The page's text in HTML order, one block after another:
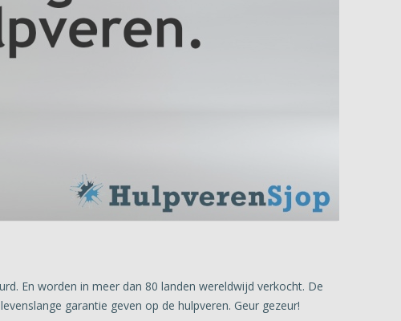
En worden in meer dan 80 landen wereldwijd verkocht. De
garantie geven op de hulpveren. Geur gezeur!